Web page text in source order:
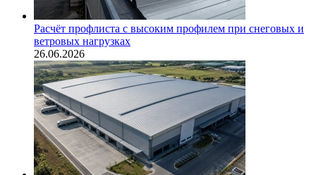
Расчёт профлиста с высоким профилем при снеговых и
ветровых нагрузках
26.06.2026